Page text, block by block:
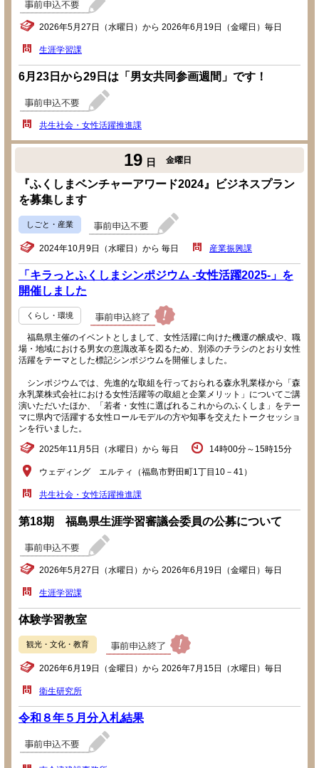
2026年5月27日（水曜日）から 2026年6月19日（金曜日）毎日
生涯学習課
6月23日から29日は「男女共同参画週間」です！
共生社会・女性活躍推進課
19 日 金曜日
『ふくしまベンチャーアワード2024』ビジネスプラン
を募集します
しごと・産業
2024年10月9日（水曜日）から 毎日 産業振興課
「キラっとふくしまシンポジウム -女性活躍2025-」を
開催しました
くらし・環境
福島県主催のイベントとしまして、女性活躍に向けた機運の醸成や、職
場・地域における男女の意識改革を図るため、別添のチラシのとおり女性
活躍をテーマとした標記シンポジウムを開催しました。
シンポジウムでは、先進的な取組を行っておられる森永乳業様から「森
永乳業株式会社における女性活躍等の取組と企業メリット」についてご講
演いただいたほか、「若者・女性に選ばれるこれからのふくしま」をテー
マに県内で活躍する女性ロールモデルの方や知事を交えたトークセッショ
ンを行いました。
2025年11月5日（水曜日）から 毎日 14時00分～15時15分
ウェディング エルティ（福島市野田町1丁目10－41）
共生社会・女性活躍推進課
第18期 福島県生涯学習審議会委員の公募について
2026年5月27日（水曜日）から 2026年6月19日（金曜日）毎日
生涯学習課
体験学習教室
観光・文化・教育
2026年6月19日（金曜日）から 2026年7月15日（水曜日）毎日
衛生研究所
令和８年５月分入札結果